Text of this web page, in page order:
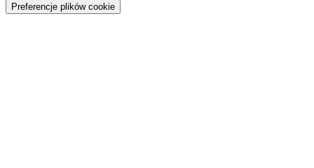
Preferencje plików cookie